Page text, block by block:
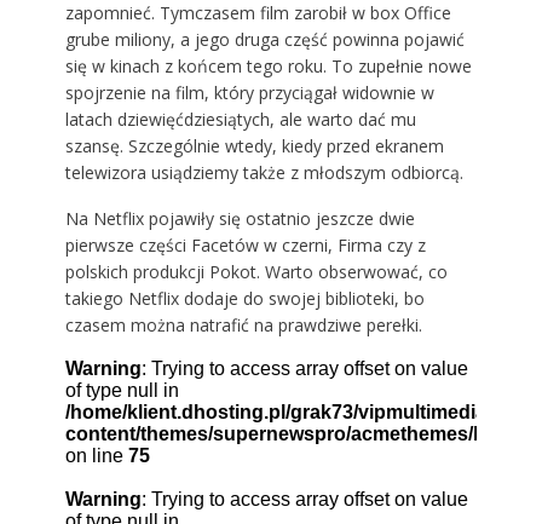
zapomnieć. Tymczasem film zarobił w box Office
grube miliony, a jego druga część powinna pojawić
się w kinach z końcem tego roku. To zupełnie nowe
spojrzenie na film, który przyciągał widownie w
latach dziewięćdziesiątych, ale warto dać mu
szansę. Szczególnie wtedy, kiedy przed ekranem
telewizora usiądziemy także z młodszym odbiorcą.
Na Netflix pojawiły się ostatnio jeszcze dwie
pierwsze części Facetów w czerni, Firma czy z
polskich produkcji Pokot. Warto obserwować, co
takiego Netflix dodaje do swojej biblioteki, bo
czasem można natrafić na prawdziwe perełki.